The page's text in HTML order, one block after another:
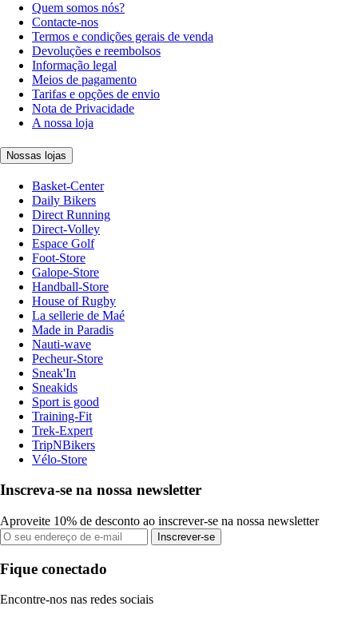
Quem somos nós?
Contacte-nos
Termos e condições gerais de venda
Devoluções e reembolsos
Informação legal
Meios de pagamento
Tarifas e opções de envio
Nota de Privacidade
A nossa loja
Nossas lojas
Basket-Center
Daily Bikers
Direct Running
Direct-Volley
Espace Golf
Foot-Store
Galope-Store
Handball-Store
House of Rugby
La sellerie de Maé
Made in Paradis
Nauti-wave
Pecheur-Store
Sneak'In
Sneakids
Sport is good
Training-Fit
Trek-Expert
TripNBikers
Vélo-Store
Inscreva-se na nossa newsletter
Aproveite 10% de desconto ao inscrever-se na nossa newsletter
Inscrever-se
Fique conectado
Encontre-nos nas redes sociais